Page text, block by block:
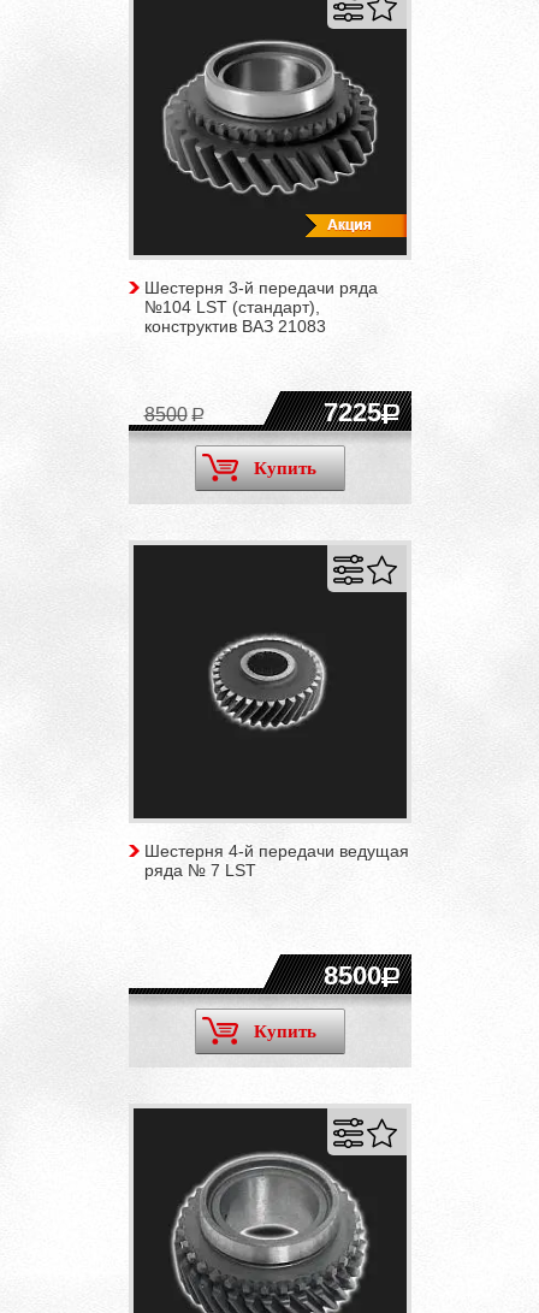
Шестерня 3-й передачи ряда
№104 LST (стандарт),
конструктив ВАЗ 21083
7225
8500
Купить
Шестерня 4-й передачи ведущая
ряда № 7 LST
8500
Купить